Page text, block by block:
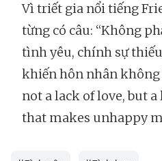
Vì triết gia nổi tiếng
từng có câu: “Không
tình yêu, chính sự
khiến hôn nhân không
not a lack of love, but
that makes unhappy